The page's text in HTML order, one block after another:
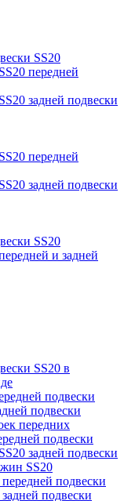
SS20
передней
задней подвески
передней
задней подвески
SS20
и задней
SS20 в
подвески
подвески
передних
подвески
задней подвески
SS20
подвески
подвески